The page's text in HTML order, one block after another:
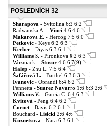
POSLEDNÍCH 32
Sharapova - Svitolina 6:2 6:2
Radwanska A. - Vinci 4:6 4:6
Makarova E. - Hercog 7:5 6:0
Petkovic - Keys 6:2 6:3
Kerber - Diyas 6:3 6:1
Williams S. - Pironkova 6:2 6:3
Wozniacki - Stosur 4:6 6:7(9)
Halep - Zhu L. 7:5 6:4
Šafářová L. - Barthel 6:3 6:3
Ivanovic - Oprandi 6:4 6:2
Pennetta - Suarez Navarro 1:6 6:3 2:6
Williams V. - Garcia C. 6:4 6:3
Kvitová - Peng 6:4 6:2
Cornet - Davis 6:2 6:1
Bouchard - Lisicki 2:6 4:6
Kuznetsova - Nara 6:3 6:1